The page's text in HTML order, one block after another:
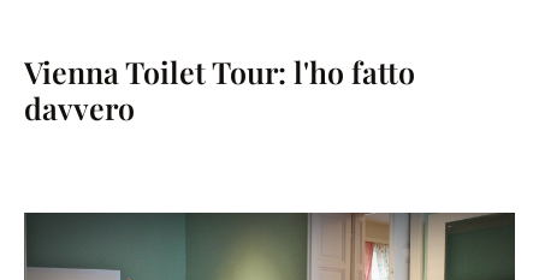
Vienna Toilet Tour: l'ho fatto
davvero